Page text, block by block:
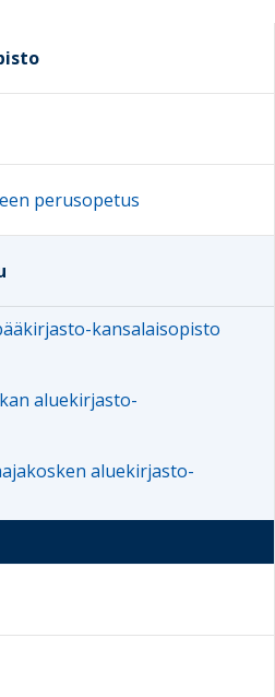
perusopetus
kansalaisopisto
aluekirjasto-
aluekirjasto-